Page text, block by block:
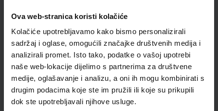
Ova web-stranica koristi kolačiće
Kolačiće upotrebljavamo kako bismo personalizirali
sadržaj i oglase, omogućili značajke društvenih medija i
analizirali promet. Isto tako, podatke o vašoj upotrebi
naše web-lokacije dijelimo s partnerima za društvene
medije, oglašavanje i analizu, a oni ih mogu kombinirati s
drugim podacima koje ste im pružili ili koje su prikupili
dok ste upotrebljavali njihove usluge.
Newsletter prijava